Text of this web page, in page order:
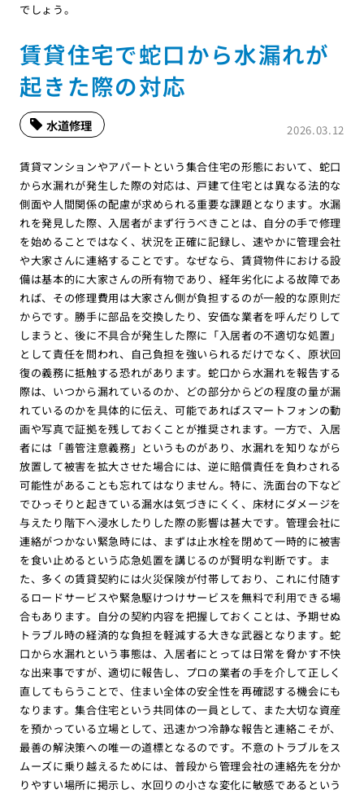
でしょう。
賃貸住宅で蛇口から水漏れが
起きた際の対応
2026.03.12
水道修理
賃貸マンションやアパートという集合住宅の形態において、蛇口
から水漏れが発生した際の対応は、戸建て住宅とは異なる法的な
側面や人間関係の配慮が求められる重要な課題となります。水漏
れを発見した際、入居者がまず行うべきことは、自分の手で修理
を始めることではなく、状況を正確に記録し、速やかに管理会社
や大家さんに連絡することです。なぜなら、賃貸物件における設
備は基本的に大家さんの所有物であり、経年劣化による故障であ
れば、その修理費用は大家さん側が負担するのが一般的な原則だ
からです。勝手に部品を交換したり、安価な業者を呼んだりして
しまうと、後に不具合が発生した際に「入居者の不適切な処置」
として責任を問われ、自己負担を強いられるだけでなく、原状回
復の義務に抵触する恐れがあります。蛇口から水漏れを報告する
際は、いつから漏れているのか、どの部分からどの程度の量が漏
れているのかを具体的に伝え、可能であればスマートフォンの動
画や写真で証拠を残しておくことが推奨されます。一方で、入居
者には「善管注意義務」というものがあり、水漏れを知りながら
放置して被害を拡大させた場合には、逆に賠償責任を負わされる
可能性があることも忘れてはなりません。特に、洗面台の下など
でひっそりと起きている漏水は気づきにくく、床材にダメージを
与えたり階下へ浸水したりした際の影響は甚大です。管理会社に
連絡がつかない緊急時には、まずは止水栓を閉めて一時的に被害
を食い止めるという応急処置を講じるのが賢明な判断です。ま
た、多くの賃貸契約には火災保険が付帯しており、これに付随す
るロードサービスや緊急駆けつけサービスを無料で利用できる場
合もあります。自分の契約内容を把握しておくことは、予期せぬ
トラブル時の経済的な負担を軽減する大きな武器となります。蛇
口から水漏れという事態は、入居者にとっては日常を脅かす不快
な出来事ですが、適切に報告し、プロの業者の手を介して正しく
直してもらうことで、住まい全体の安全性を再確認する機会にも
なります。集合住宅という共同体の一員として、また大切な資産
を預かっている立場として、迅速かつ冷静な報告と連絡こそが、
最善の解決策への唯一の道標となるのです。不意のトラブルをス
ムーズに乗り越えるためには、普段から管理会社の連絡先を分か
りやすい場所に掲示し、水回りの小さな変化に敏感であるという